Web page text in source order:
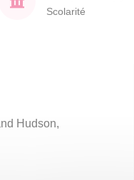
Scolarité
Hudson,